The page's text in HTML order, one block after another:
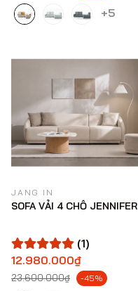
+5
JANG IN
SOFA VẢI 4 CHỖ JENNIFER
(1)
12.980.000₫
23.600.000₫ -45%